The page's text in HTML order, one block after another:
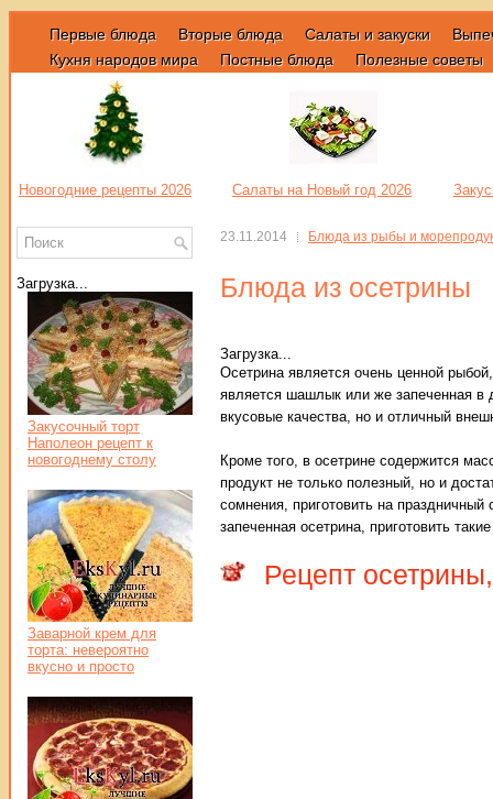
Первые блюда Вторые блюда Салаты и закуски
Кухня народов мира
Постные блюда Полезные советы
Новогодние рецепты 2026 Салаты на Новый год 2026
23.11.2014 Блюда из рыбы и
Блюда из осетрины
Загрузка...
Осетрина является очень ценной
является шашлык или же запеченная в
вкусовые качества, но и отличный
Кроме того, в осетрине содержится
продукт не только полезный, но и
сомнения, приготовить на
запеченная осетрина, приготовить
Рецепт
Загрузка...
Закусочный торт
Наполеон рецепт к
новогоднему столу
Заварной крем для
торта: невероятно
вкусно и просто